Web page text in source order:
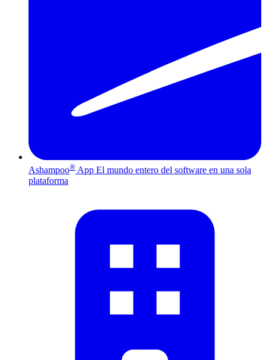
Ashampoo® App El mundo entero del software en una sola
plataforma